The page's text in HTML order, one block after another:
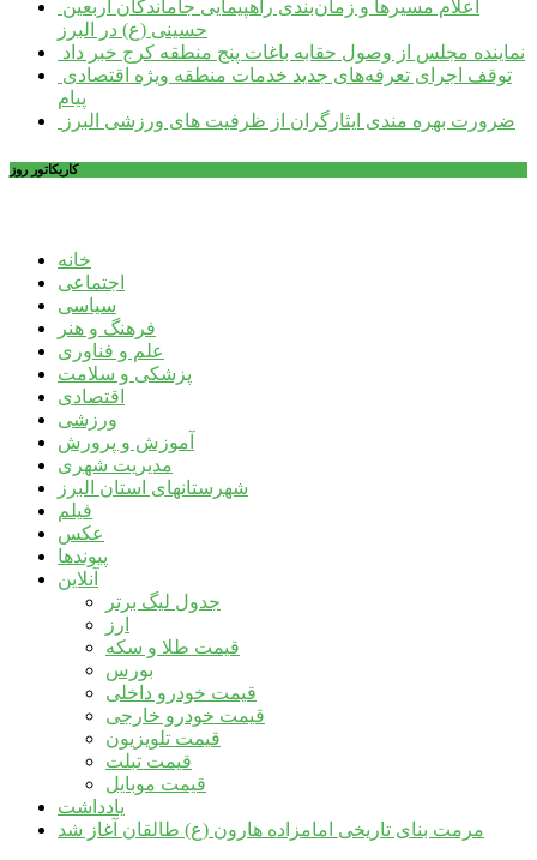
حسینی (ع) در البرز
نماینده مجلس از وصول حقابه باغات پنج منطقه کرج خبر داد
پیام
ضرورت بهره مندی ایثارگران از ظرفیت های ورزشی البرز
کاریکاتور روز
خانه
اجتماعی
سیاسی
فرهنگ و هنر
علم و فناوری
پزشکی و سلامت
اقتصادی
ورزشی
آموزش و پرورش
مدیریت شهری
شهرستانهای استان البرز
فیلم
عکس
پیوندها
آنلاین
جدول لیگ برتر
ارز
قیمت طلا و سکه
بورس
قیمت خودرو داخلی
قیمت خودرو خارجی
قیمت تلویزیون
قیمت تبلت
قیمت موبایل
یادداشت
مرمت بنای تاریخی امامزاده هارون (ع) طالقان آغاز شد